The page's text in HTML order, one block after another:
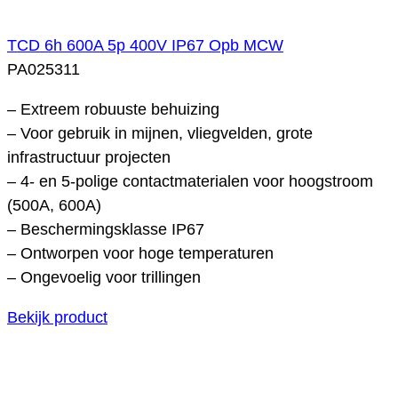
TCD 6h 600A 5p 400V IP67 Opb MCW
PA025311
– Extreem robuuste behuizing
– Voor gebruik in mijnen, vliegvelden, grote
infrastructuur projecten
– 4- en 5-polige contactmaterialen voor hoogstroom
(500A, 600A)
– Beschermingsklasse IP67
– Ontworpen voor hoge temperaturen
– Ongevoelig voor trillingen
Bekijk product